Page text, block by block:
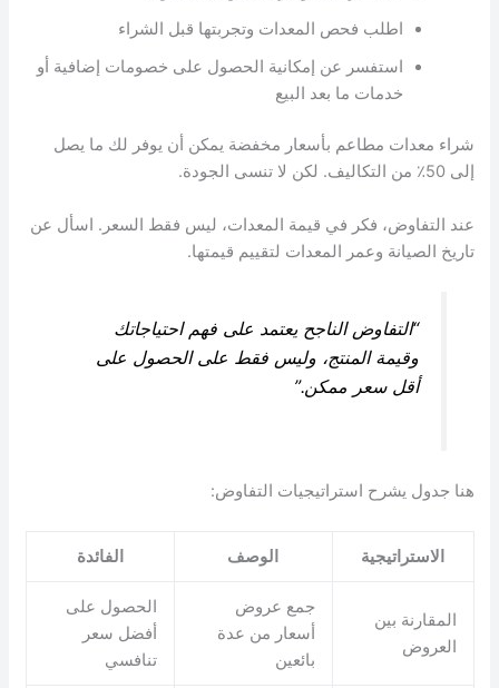
اطلب فحص المعدات وتجربتها قبل الشراء
استفسر عن إمكانية الحصول على خصومات إضافية أو
خدمات ما بعد البيع
شراء معدات مطاعم بأسعار مخفضة يمكن أن يوفر لك ما يصل
إلى 50٪ من التكاليف. لكن لا تنسى الجودة.
عند التفاوض، فكر في قيمة المعدات، ليس فقط السعر. اسأل عن
تاريخ الصيانة وعمر المعدات لتقييم قيمتها.
“التفاوض الناجح يعتمد على فهم احتياجاتك
وقيمة المنتج، وليس فقط على الحصول على
أقل سعر ممكن.”
هنا جدول يشرح استراتيجيات التفاوض:
الاستراتيجية الوصف الفائدة
المقارنة بين
العروض
جمع عروض
أسعار من عدة
بائعين
الحصول على
أفضل سعر
تنافسي